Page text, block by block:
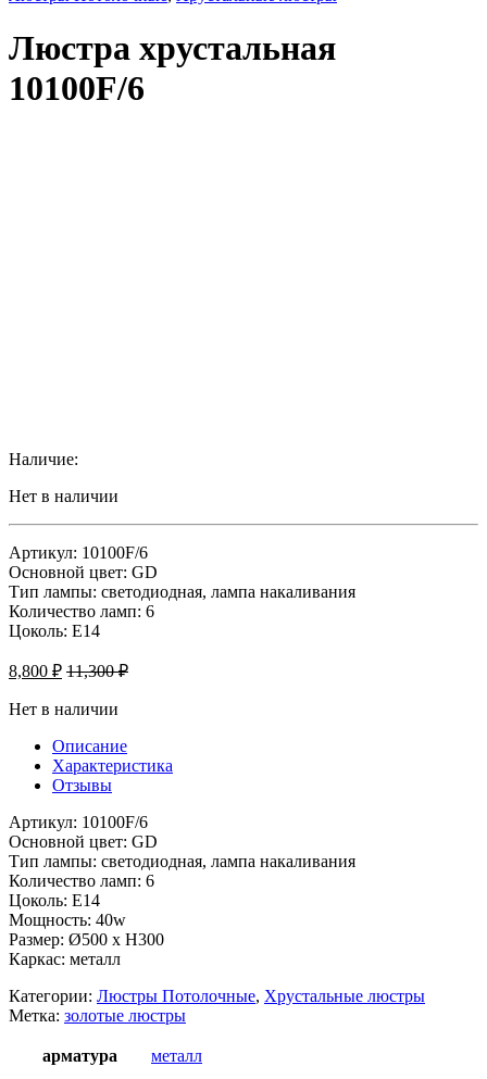
Люстра хрустальная
10100F/6
Наличие:
Нет в наличии
Артикул: 10100F/6
Основной цвет: GD
Тип лампы: светодиодная, лампа накаливания
Количество ламп: 6
Цоколь: Е14
8,800 ₽ 11,300₽
Нет в наличии
Описание
Характеристика
Отзывы
Артикул: 10100F/6
Основной цвет: GD
Тип лампы: светодиодная, лампа накаливания
Количество ламп: 6
Цоколь: Е14
Мощность: 40w
Размер: Ø500 x H300
Каркас: металл
Категории: Люстры Потолочные, Хрустальные люстры
Метка: золотые люстры
арматура металл